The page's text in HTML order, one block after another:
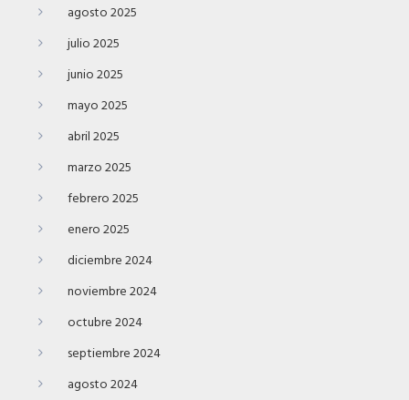
agosto 2025
julio 2025
junio 2025
mayo 2025
abril 2025
marzo 2025
febrero 2025
enero 2025
diciembre 2024
noviembre 2024
octubre 2024
septiembre 2024
agosto 2024